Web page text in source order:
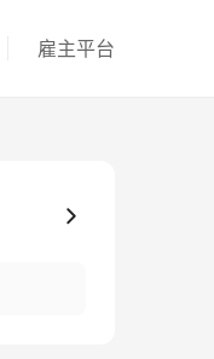
雇主平台